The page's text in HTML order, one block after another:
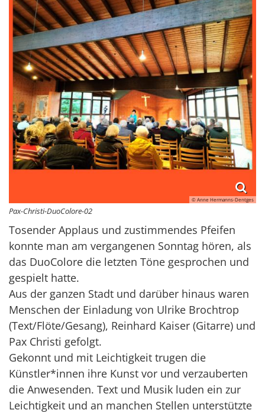
© Anne Hermanns-Dentges
Pax-Christi-DuoColore-02
Tosender Applaus und zustimmendes Pfeifen
konnte man am vergangenen Sonntag hören, als
das DuoColore die letzten Töne gesprochen und
gespielt hatte.
Aus der ganzen Stadt und darüber hinaus waren
Menschen der Einladung von Ulrike Brochtrop
(Text/Flöte/Gesang), Reinhard Kaiser (Gitarre) und
Pax Christi gefolgt.
Gekonnt und mit Leichtigkeit trugen die
Künstler*innen ihre Kunst vor und verzauberten
die Anwesenden. Text und Musik luden ein zur
Leichtigkeit und an manchen Stellen unterstützte